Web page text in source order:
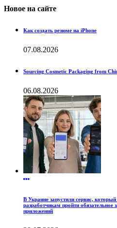
Новое на сайте
Как создать резюме на iPhone
07.08.2026
Sourcing Cosmetic Packaging from
06.08.2026
В Украине запустили сервис,
разработчикам пройти обязательное
приложений